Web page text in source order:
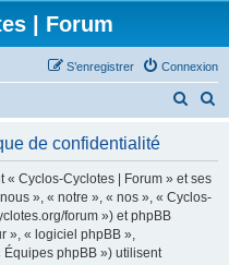
| Forum
Connexion
S’enregistrer
h
e
de confidentialité
Cyclos-Cyclotes | Forum » et ses
», « notre », « nos », « Cyclos-
forum ») et phpBB
», « logiciel phpBB »,
phpBB ») utilisent